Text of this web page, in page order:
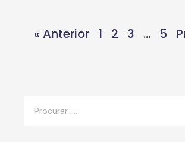
« Anterior 1 2 3 … 5